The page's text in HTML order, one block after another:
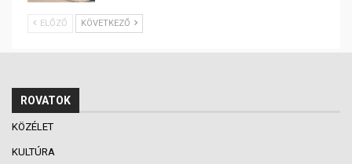
ELŐZŐ KÖVETKEZŐ
ROVATOK
KÖZÉLET
KULTÚRA